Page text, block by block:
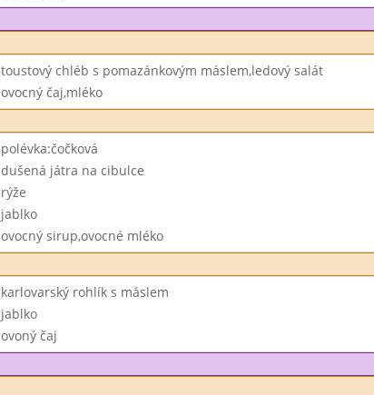
toustový chléb s pomazánkovým máslem,ledový salát
ovocný čaj,mléko
polévka:čočková
dušená játra na cibulce
rýže
jablko
ovocný sirup,ovocné mléko
karlovarský rohlík s máslem
jablko
ovoný čaj